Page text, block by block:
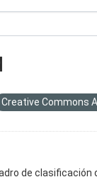
Creative Commons
de clasificación